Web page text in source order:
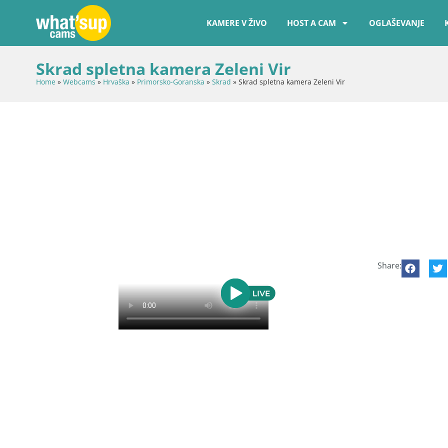
KAMERE V ŽIVO HOST A CAM OGLAŠEVANJE
Skrad spletna kamera Zeleni Vir
Home » Webcams» Hrvaška » Primorsko-Goranska » Skrad » Skrad spletna kamera Zeleni Vir
Share: